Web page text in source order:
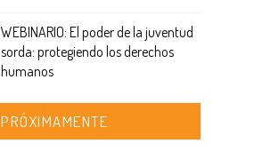
WEBINARIO: El poder de la juventud
sorda: protegiendo los derechos
humanos
PRÓXIMAMENTE